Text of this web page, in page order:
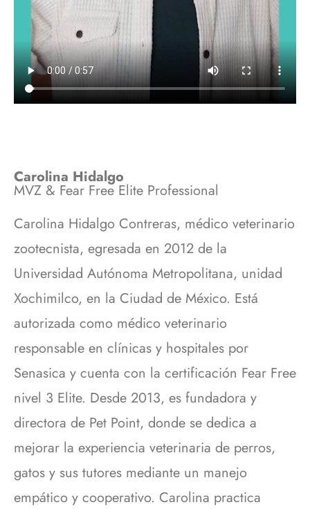
Carolina Hidalgo
MVZ & Fear Free Elite Professional
Carolina Hidalgo Contreras, médico veterinario
zootecnista, egresada en 2012 de la
Universidad Autónoma Metropolitana, unidad
Xochimilco, en la Ciudad de México. Está
autorizada como médico veterinario
responsable en clínicas y hospitales por
Senasica y cuenta con la certificación Fear Free
nivel 3 Elite. Desde 2013, es fundadora y
directora de Pet Point, donde se dedica a
mejorar la experiencia veterinaria de perros,
gatos y sus tutores mediante un manejo
empático y cooperativo. Carolina practica